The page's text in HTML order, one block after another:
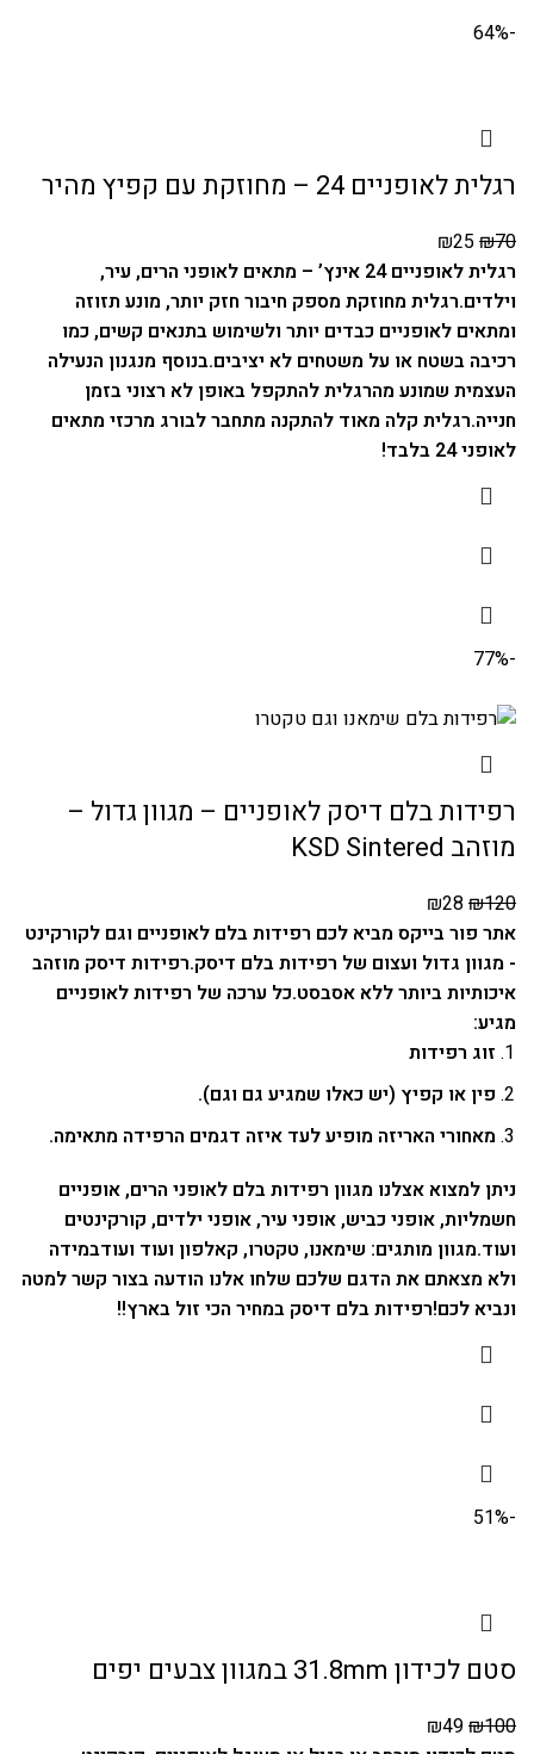
-64%
רגלית לאופניים 24 – מחוזקת עם קפיץ מהיר
₪70
₪25
רגלית לאופניים 24 אינץ’ – מתאים לאופני הרים, עיר,
וילדים.רגלית מחוזקת מספק חיבור חזק יותר, מונע תזוזה
ומתאים לאופניים כבדים יותר ולשימוש בתנאים קשים, כמו
רכיבה בשטח או על משטחים לא יציבים.בנוסף מנגנון הנעילה
העצמית שמונע מהרגלית להתקפל באופן לא רצוני בזמן
חנייה.רגלית קלה מאוד להתקנה מתחבר לבורג מרכזי מתאים
לאופני 24 בלבד!
-77%
רפידות בלם דיסק לאופניים – מגוון גדול –
מוזהב KSD Sintered
₪120
₪28
אתר פור בייקס מביא לכם רפידות בלם לאופניים וגם לקורקינט
- מגוון גדול ועצום של רפידות בלם דיסק.רפידות דיסק מוזהב
איכותיות ביותר ללא אסבסט.כל ערכה של רפידות לאופניים
מגיע:
זוג רפידות
פין או קפיץ (יש כאלו שמגיע גם וגם).
מאחורי האריזה מופיע לעד איזה דגמים הרפידה מתאימה.
ניתן למצוא אצלנו מגוון רפידות בלם לאופני הרים, אופניים
חשמליות, אופני כביש, אופני עיר, אופני ילדים, קורקינטים
ועוד.מגוון מותגים: שימאנו, טקטרו, קאלפון ועוד ועודבמידה
ולא מצאתם את הדגם שלכם שלחו אלנו הודעה בצור קשר למטה
ונביא לכם!רפידות בלם דיסק במחיר הכי זול בארץ!!
-51%
סטם לכידון 31.8mm במגוון צבעים יפים
₪100
₪49